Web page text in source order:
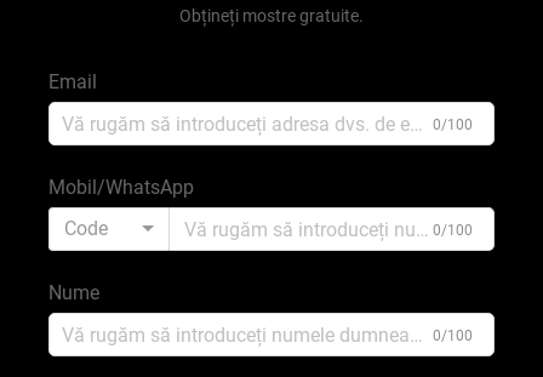
Obțineți mostre gratuite.
Email
0/100
Mobil/WhatsApp
Code
0/100
Nume
0/100